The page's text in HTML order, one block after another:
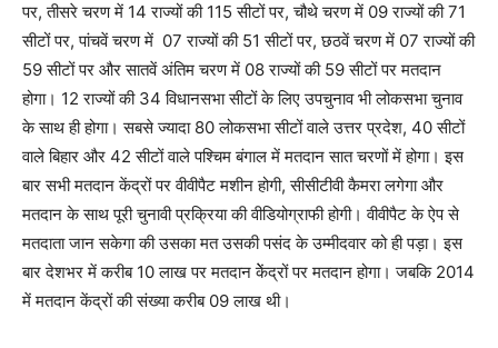
पर, तीसरे चरण में 14 राज्यों की 115 सीटों पर, चौथे चरण में 09 राज्यों की 71
सीटों पर, पांचवें चरण में 07 राज्यों की 51 सीटों पर, छठवें चरण में 07 राज्यों की
59 सीटों पर और सातवें अंतिम चरण में 08 राज्यों की 59 सीटों पर मतदान
होगा। 12 राज्यों की 34 विधानसभा सीटों के लिए उपचुनाव भी लोकसभा चुनाव
के साथ ही होगा। सबसे ज्यादा 80 लोकसभा सीटों वाले उत्तर प्रदेश, 40 सीटों
वाले बिहार और 42 सीटों वाले पश्चिम बंगाल में मतदान सात चरणों में होगा। इस
बार सभी मतदान केंद्रों पर वीवीपैट मशीन होगी, सीसीटीवी कैमरा लगेगा और
मतदान के साथ पूरी चुनावी प्रक्रिया की वीडियोग्राफी होगी। वीवीपैट के ऐप से
मतदाता जान सकेगा की उसका मत उसकी पसंद के उम्मीदवार को ही पड़ा। इस
बार देशभर में करीब 10 लाख पर मतदान केेंद्रों पर मतदान होगा। जबकि 2014
में मतदान केंद्रों की संख्या करीब 09 लाख थी।